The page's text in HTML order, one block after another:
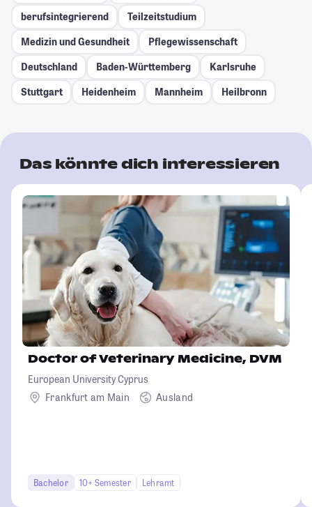
berufsintegrierend
Teilzeitstudium
Medizin und Gesundheit
Pflegewissenschaft
Deutschland
Baden-Württemberg
Karlsruhe
Stuttgart
Heidenheim Mannheim Heilbronn
Das könnte dich interessieren
Doctor of Veterinary Medicine, DVM
European University Cyprus
Frankfurt am Main
Ausland
Bachelor 10+ Semester Lehramt